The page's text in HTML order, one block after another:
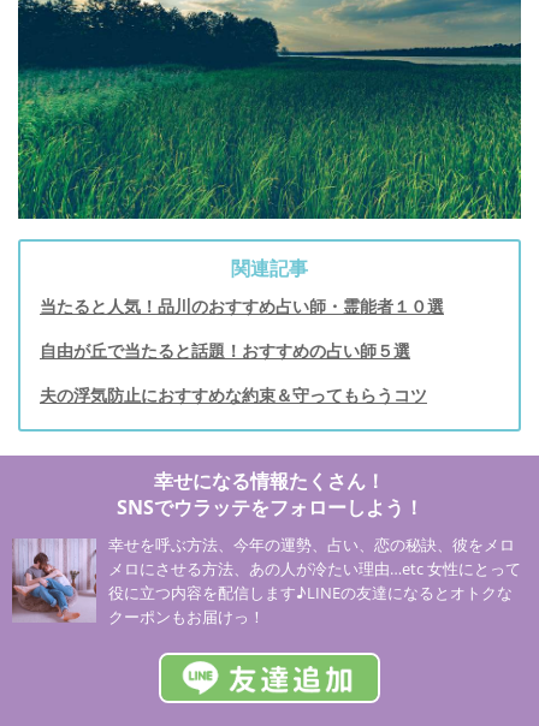
関連記事
当たると人気！品川のおすすめ占い師・霊能者１０選
自由が丘で当たると話題！おすすめの占い師５選
夫の浮気防止におすすめな約束＆守ってもらうコツ
幸せになる情報たくさん！
SNSでウラッテをフォローしよう！
幸せを呼ぶ方法、今年の運勢、占い、恋の秘訣、彼をメロ
メロにさせる方法、あの人が冷たい理由…etc 女性にとって
役に立つ内容を配信します♪LINEの友達になるとオトクな
クーポンもお届けっ！